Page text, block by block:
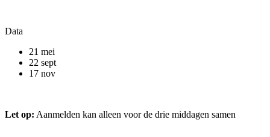
Data
21 mei
22 sept
17 nov
Let op: Aanmelden kan alleen voor de drie middagen samen